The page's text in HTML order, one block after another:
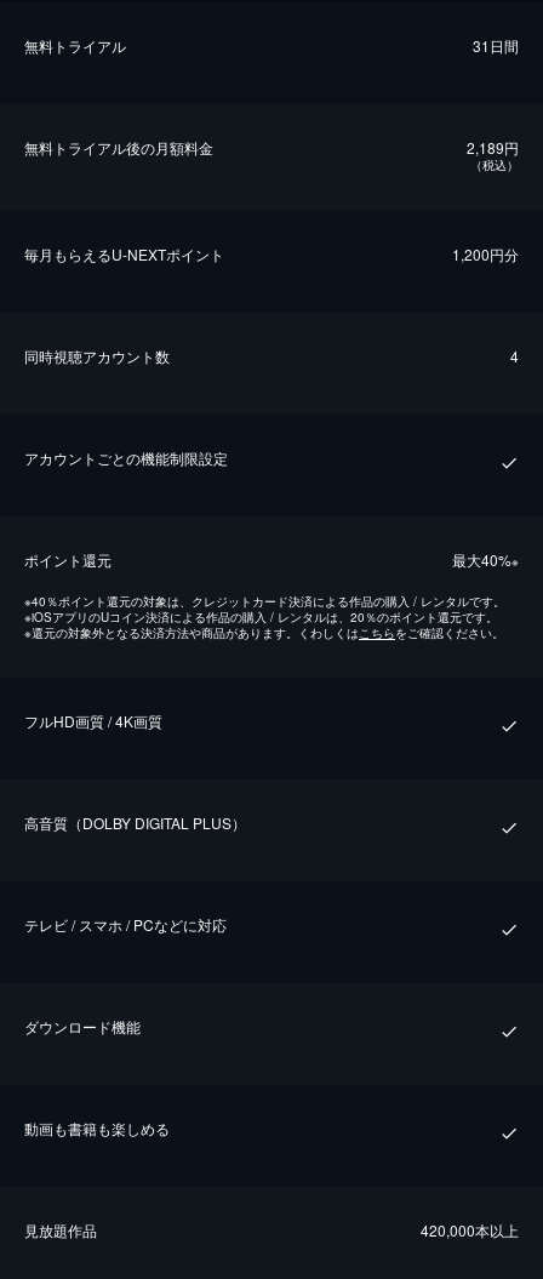
無料トライアル 31日間
無料トライアル後の⽉額料金 2,189円
（税込）
毎⽉もらえるU-NEXTポイント 1,200円分
同時視聴アカウント数 4
アカウントごとの機能制限設定
ポイント還元 最⼤40%※
※40％ポイント還元の対象は、クレジットカード決済による作品の購入 / レンタルです。
※iOSアプリのUコイン決済による作品の購入 / レンタルは、20％のポイント還元です。
※還元の対象外となる決済方法や商品があります。くわしくはこちらをご確認ください。
フルHD画質 / 4K画質
⾼⾳質（DOLBY DIGITAL PLUS）
テレビ / スマホ / PCなどに対応
ダウンロード機能
動画も書籍も楽しめる
⾒放題作品 420,000本以上